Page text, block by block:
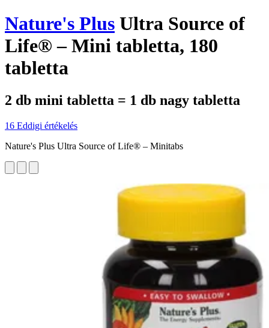
Nature's Plus Ultra Source of
Life® – Mini tabletta, 180
tabletta
2 db mini tabletta = 1 db nagy tabletta
16 Eddigi értékelés
Nature's Plus Ultra Source of Life® – Minitabs